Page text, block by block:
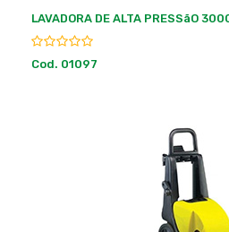
LAVADORA DE ALTA PRESSãO
Cod. 01097